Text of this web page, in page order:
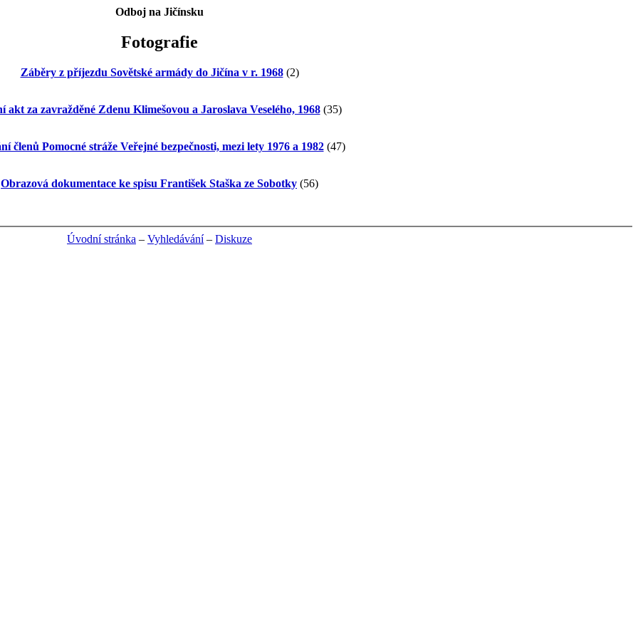
Odboj na Jičínsku
Fotografie
Záběry z příjezdu Sovětské armády do Jičína v r. 1968(2)
akt za zavražděné Zdenu Klimešovou a Jaroslava Veselého, 1968(35)
členů Pomocné stráže Veřejné bezpečnosti, mezi lety 1976 a 1982(47)
Obrazová dokumentace ke spisu František Staška ze Sobotky (56)
Úvodní stránka – Vyhledávání– Diskuze